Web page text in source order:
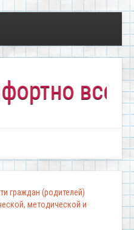
всем!"
граждан (родителей)
методической и